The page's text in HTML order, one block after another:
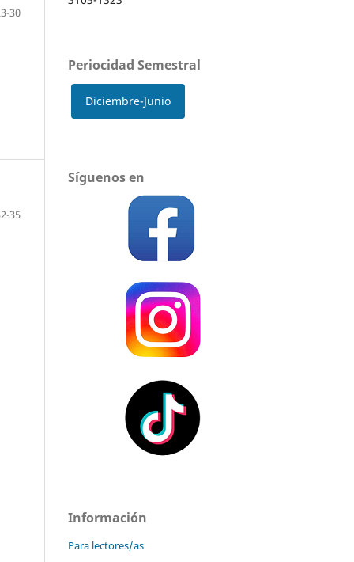
30
35
Periocidad Semestral
Diciembre-Junio
Síguenos en
Información
Para lectores/as